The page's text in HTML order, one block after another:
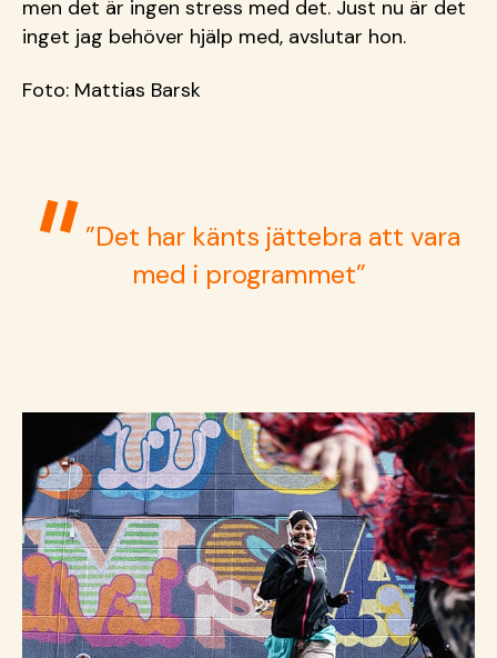
men det är ingen stress med det. Just nu är det
inget jag behöver hjälp med, avslutar hon.
Foto: Mattias Barsk
”Det har känts jättebra att vara
med i programmet”